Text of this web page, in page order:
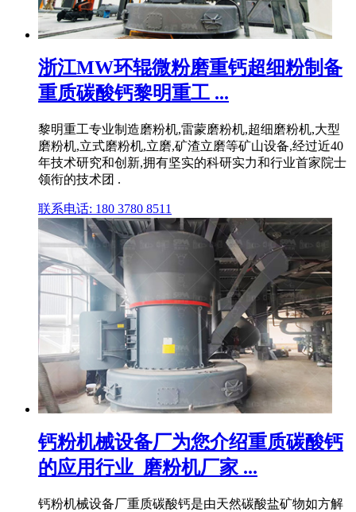
浙江MW环辊微粉磨重钙超细粉制备
重质碳酸钙黎明重工 ...
黎明重工专业制造磨粉机,雷蒙磨粉机,超细磨粉机,大型
磨粉机,立式磨粉机,立磨,矿渣立磨等矿山设备,经过近40
年技术研究和创新,拥有坚实的科研实力和行业首家院士
领衔的技术团 .
联系电话: 180 3780 8511
钙粉机械设备厂为您介绍重质碳酸钙
的应用行业_磨粉机厂家 ...
钙粉机械设备厂重质碳酸钙是由天然碳酸盐矿物如方解